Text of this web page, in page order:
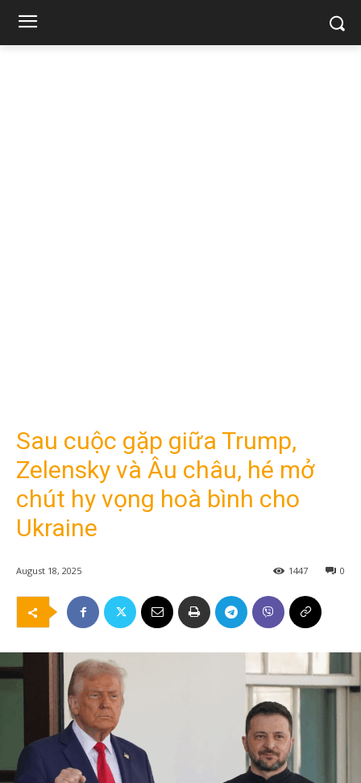
Sau cuộc gặp giữa Trump,
Zelensky và Âu châu, hé mở
chút hy vọng hoà bình cho
Ukraine
August 18, 2025 0
1447